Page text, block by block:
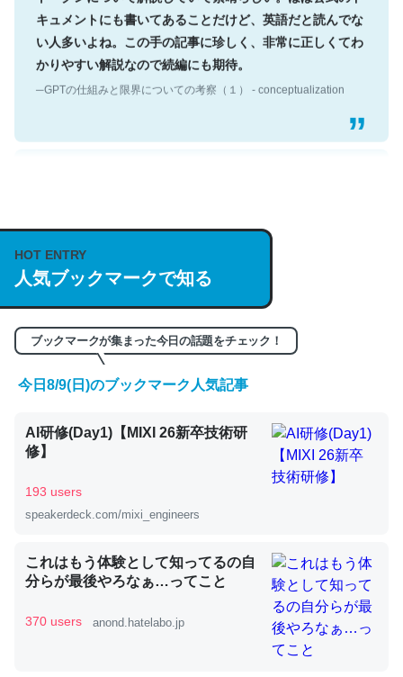
キュメントにも書いてあることだけど、英語だと読んでな
い人多いよね。この手の記事に珍しく、非常に正しくてわ
かりやすい解説なので続編にも期待。
─GPTの仕組みと限界についての考察（１） - conceptualization
https://isobe324649.hatenablog.com/entry/2023/03/27
─GPTの仕組みと限界についての考察（１） - conceptualization
くらい。小説でいう「ずっと前の伏線」は回収されないけ
ど、短期記憶というには多い分量。進化すればするほど分
─GPTの仕組みと限界についての考察（１） - conceptualization
昆虫ってカルシウム少ないのか。知らんかった。調べたら
コオロギのカルシウム分はエビの600分の1程度。
HOT ENTRY
人気ブックマークで知る
ブックマークが集まった今日の話題をチェック！
今日8/9(日)のブックマーク人気記事
AI研修(Day1)【MIXI 26新卒技術研
修】
193 users
speakerdeck.com/mixi_engineers
これはもう体験として知ってるの自
分らが最後やろなぁ…ってこと
370 users anond.hatelabo.jp